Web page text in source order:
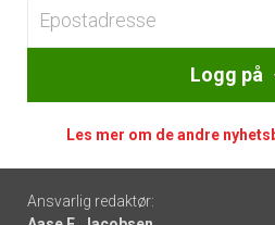
Logg på
Les mer om de andre
Footer
Ansvarlig redaktør: